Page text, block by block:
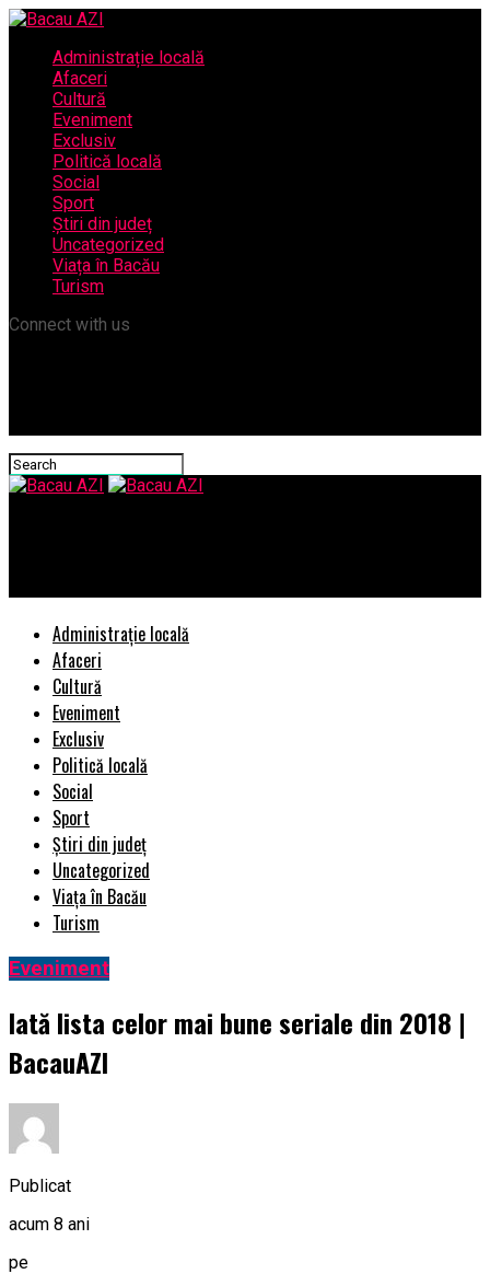
Administrație locală
Afaceri
Cultură
Eveniment
Exclusiv
Politică locală
Social
Sport
Știri din județ
Uncategorized
Viața în Bacău
Turism
Connect with us
Administrație locală
Afaceri
Cultură
Eveniment
Exclusiv
Politică locală
Social
Sport
Știri din județ
Uncategorized
Viața în Bacău
Turism
Eveniment
Iată lista celor mai bune seriale din 2018 |
BacauAZI
Publicat
acum 8 ani
pe